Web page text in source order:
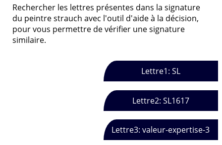
Rechercher les lettres présentes dans la signature
du peintre strauch avec l'outil d'aide à la décision,
pour vous permettre de vérifier une signature
similaire.
Lettre1: SL
Lettre2: SL1617
Lettre3: valeur-expertise-3